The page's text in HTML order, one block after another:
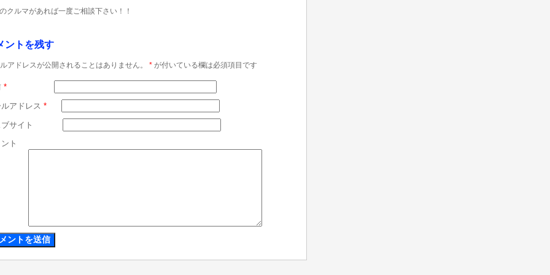
クルマがあれば一度ご相談下さい！！
ントを残す
アドレスが公開されることはありません。 *が付いている欄は必須項目です
*
ルアドレス *
サイト
ト